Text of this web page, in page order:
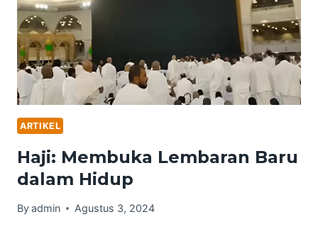
ARTIKEL
Haji: Membuka Lembaran Baru
dalam Hidup
Byadmin Agustus 3, 2024